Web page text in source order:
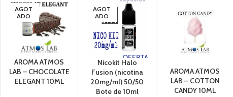
AGOT
ADO
AROMA ATMOS
LAB – CHOCOLATE
ELEGANT 10ML
AGOT
ADO
OFERTA
Nicokit Halo
Fusion (nicotina
20mg/ml) 50/50
Bote de 10ml
AROMA ATMOS
LAB – COTTON
CANDY 10ML